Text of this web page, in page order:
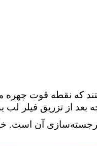
که نقطه قوت
بعد از تزریق فیلر
آن است.